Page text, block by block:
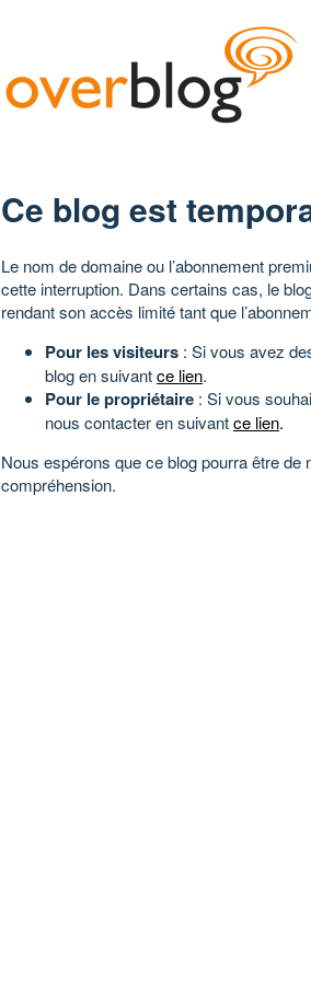
Ce blog est
Le nom de domaine ou l’abonnement
cette interruption. Dans certains cas, le
rendant son accès limité tant que
Pour les visiteurs : Si vous avez
blog en suivantce lien.
Pour le propriétaire : Si vous
nous contacter en suivantce lien.
Nous espérons que ce blog pourra être
compréhension.